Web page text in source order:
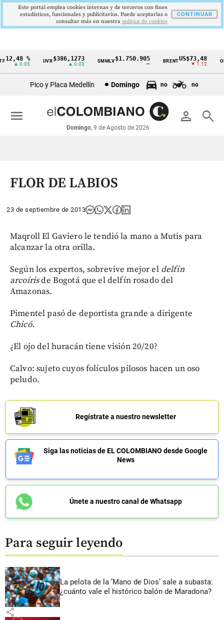
Cintillo
económicos
Colombia
12,48 %
▲ 0.05
UVR$386,1273
▲ 0.03
SMMLV $1.750.905 BRENT US$73,48
▼ 1.12
ORO
Pico y Placa Medellín Domingo no no
person search
Domingo, 9 de Agosto de 2026
menu
FLOR DE LABIOS
23 de septiembre de 2013
Maqroll El Gaviero le tendió la mano a Mutis para
alcanzar la otra orilla.
Según los expertos, sobrevive mejor el delfín
arcoírisde Bogotá que el delfín rosado del
Amazonas.
Pimentel pasó de deportista grande a dirigente
Chicó.
¿El ojo del huracán tiene visión 20/20?
Calvo: sujeto cuyos folículos pilosos hacen un oso
peludo.
Regístrate a nuestro newsletter
Siga las noticias de EL COLOMBIANO desde Google
News
Únete a nuestro canal de Whatsapp
Para seguir leyendo
La pelota de la ‘Mano de Dios’ sale a subasta:
¿cuánto vale el histórico balón de Maradona?
share
Este portal emplea cookies internas y de terceros con fines
estadísticos, funcionales y publicitarios. Puede aceptarlas o
consultar más en nuestra politica de cookies
CONTINUAR